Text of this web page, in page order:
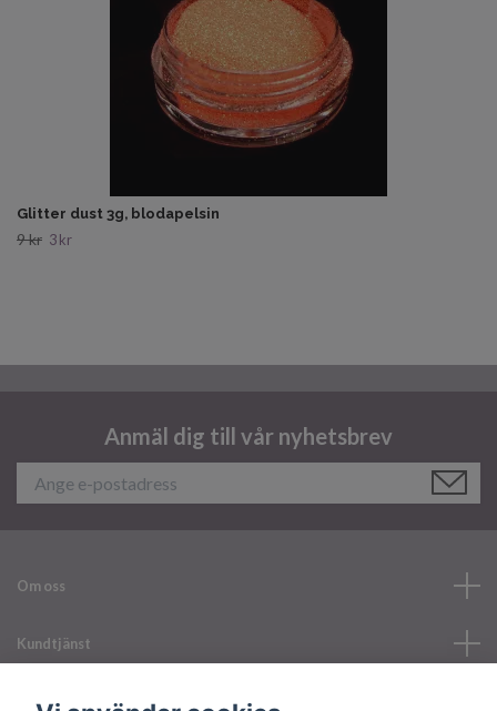
Glitter dust 3g, blodapelsin
9 kr 3 kr
Anmäl dig till vår nyhetsbrev
Om oss
Kundtjänst
Läs mer